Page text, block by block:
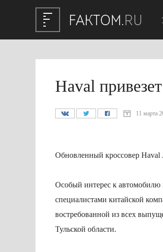
Haval
11 марта
Обновленный кроссовер Haval
Особый интерес к автомобилю
специалистами китайской
востребованной из всех
Тульской области.